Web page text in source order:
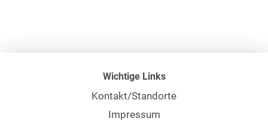
Wichtige Links
Kontakt/Standorte
Impressum